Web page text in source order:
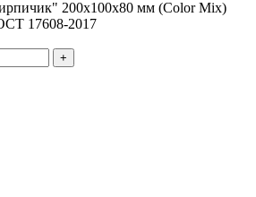
200x100x80 мм (Color Mix)
17608-2017
+